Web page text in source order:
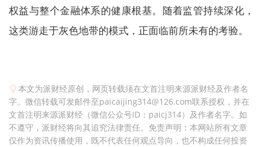
权益与整个金融体系的健康根基。随着监管持续深化，
这类游走于灰色地带的模式，正面临前所未有的考验。
本文为派财经原创，网页转载须在文首注明来源派财经及作者名
字。微信转载可发邮件至paicaijing314@126.com联系授权，并在
文首注明来源派财经（微信公众号ID：paicj314）及作者名字。如
不遵守，派财经将向其追究法律责任。免责声明：本网站所有文章
仅作为资讯传播使用，既不代表任何观点导向，也不构成任何投资